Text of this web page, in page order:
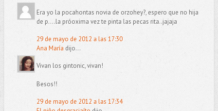
Era yo la pocahontas novia de orzohey?, espero que no hija
de p....la próoxima vez te pinta las pecas rita..jajaja
29 de mayo de 2012 a las 17:30
Ana María dijo...
Vivan los gintonic, vivan!
Besos!!
29 de mayo de 2012 a las 17:34